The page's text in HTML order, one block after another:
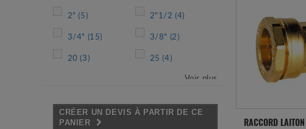
2" (5) 2"1/2 (4)
3/4" (15) 3/8" (2)
20 (3) 25 (4)
Voir plus
CRÉER UN DEVIS À PARTIR DE CE
PANIER
RACCORD